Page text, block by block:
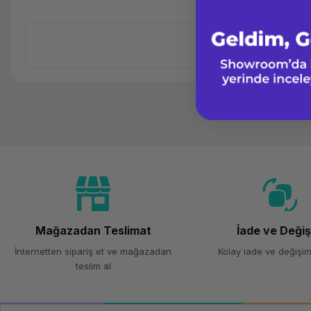
Mağazadan Teslimat
İnternetten sipariş et ve mağazadan
teslim al
İade ve
Kolay iade ve